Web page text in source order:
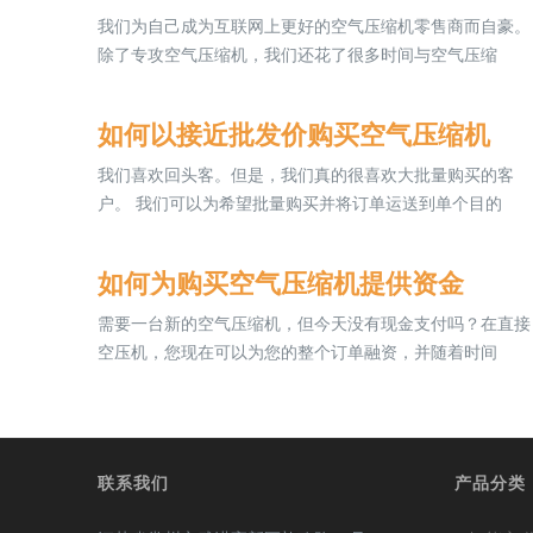
我们为自己成为互联网上更好的空气压缩机零售商而自豪。
除了专攻空气压缩机，我们还花了很多时间与空气压缩
如何以接近批发价购买空气压缩机
我们喜欢回头客。但是，我们真的很喜欢大批量购买的客
户。 我们可以为希望批量购买并将订单运送到单个目的
如何为购买空气压缩机提供资金
需要一台新的空气压缩机，但今天没有现金支付吗？在直接
空压机，您现在可以为您的整个订单融资，并随着时间
联系我们 产品分类